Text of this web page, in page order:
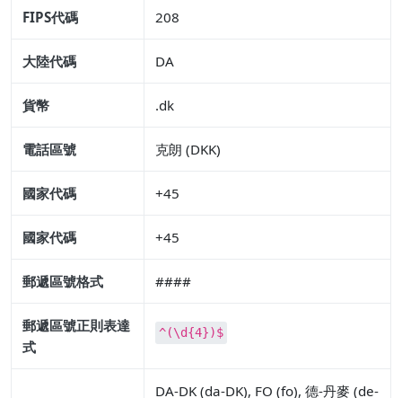
FIPS代碼 208
大陸代碼 DA
貨幣 .dk
電話區號 克朗 (DKK)
國家代碼 +45
國家代碼 +45
郵遞區號格式 ####
郵遞區號正則表達
式
^(\d{4})$
DA-DK (da-DK), FO (fo), 德-丹麥 (de-